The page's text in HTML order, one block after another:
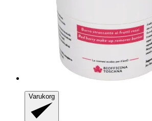
Varukorg